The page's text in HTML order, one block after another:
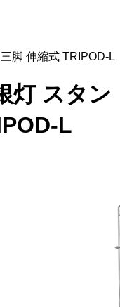
脚 伸縮式 TRIPOD-L
灯 スタン
L